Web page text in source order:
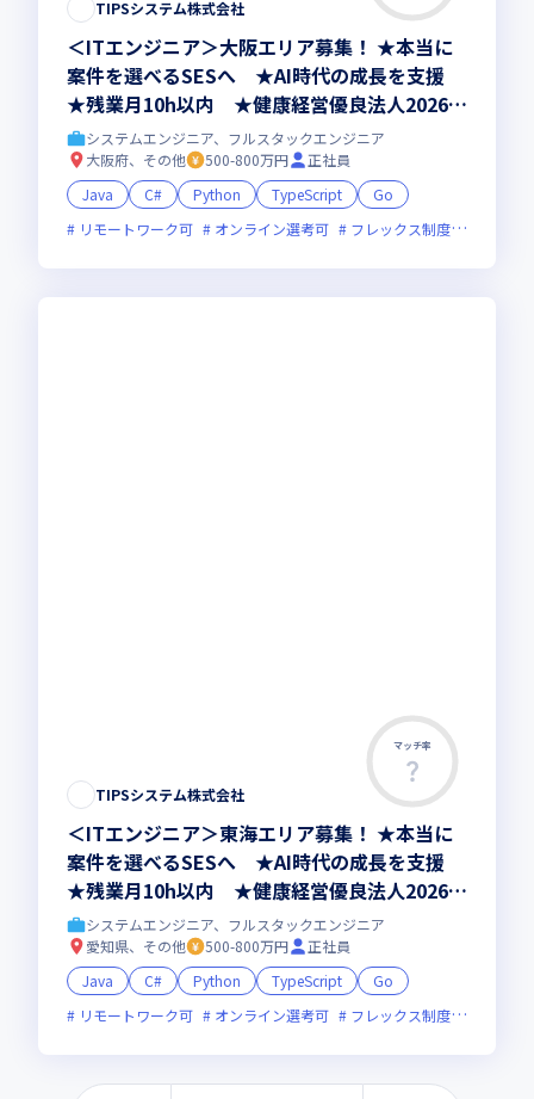
TIPSシステム株式会社
＜ITエンジニア＞大阪エリア募集！ ★本当に
案件を選べるSESへ ★AI時代の成長を支援
★残業月10h以内 ★健康経営優良法人2026認
定システムエンジニア、フルスタックエンジニア
大阪府、その他
500-800万円
正社員
Java
C# Python TypeScript
Go
リモートワーク可
オンライン選考可 フレックス制度あり
マッチ率
TIPSシステム株式会社
＜ITエンジニア＞東海エリア募集！ ★本当に
案件を選べるSESへ ★AI時代の成長を支援
★残業月10h以内 ★健康経営優良法人2026認
定システムエンジニア、フルスタックエンジニア
愛知県、その他
500-800万円
正社員
Java
C# Python TypeScript
Go
リモートワーク可
オンライン選考可 フレックス制度あり